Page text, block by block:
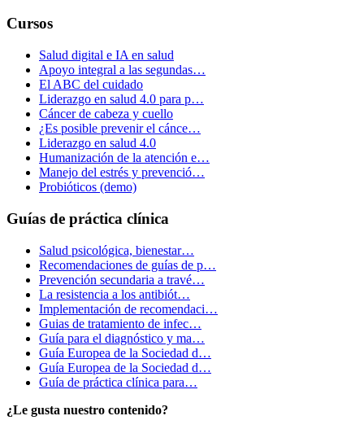
Cursos
Salud digital e IA en salud
Apoyo integral a las segundas…
El ABC del cuidado
Liderazgo en salud 4.0 para p…
Cáncer de cabeza y cuello
¿Es posible prevenir el cánce…
Liderazgo en salud 4.0
Humanización de la atención e…
Manejo del estrés y prevenció…
Probióticos (demo)
Guías de práctica clínica
Salud psicológica, bienestar…
Recomendaciones de guías de p…
Prevención secundaria a travé…
La resistencia a los antibiót…
Implementación de recomendaci…
Guias de tratamiento de infec…
Guía para el diagnóstico y ma…
Guía Europea de la Sociedad d…
Guía Europea de la Sociedad d…
Guía de práctica clínica para…
¿Le gusta nuestro contenido?